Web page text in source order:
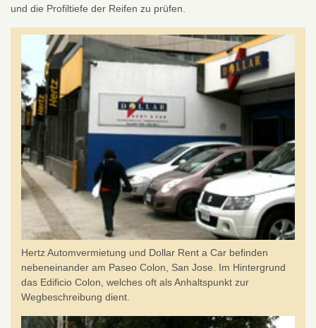
und die Profiltiefe der Reifen zu prüfen.
Hertz Automvermietung und Dollar Rent a Car befinden
nebeneinander am Paseo Colon, San Jose. Im Hintergrund
das Edificio Colon, welches oft als Anhaltspunkt zur
Wegbeschreibung dient.